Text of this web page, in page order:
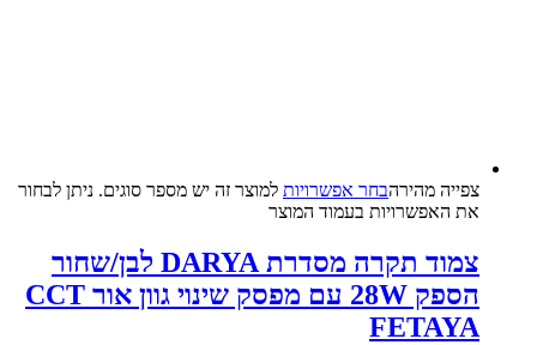
צפייה‬ ‫מהירה‬בחר אפשרויות למוצר זה יש מספר סוגים. ניתן לבחור
את האפשרויות בעמוד המוצר
צמוד תקרה מסדרת DARYA לבן/שחור
הספק 28W עם מפסק שינוי גוון אור CCT
FETAYA